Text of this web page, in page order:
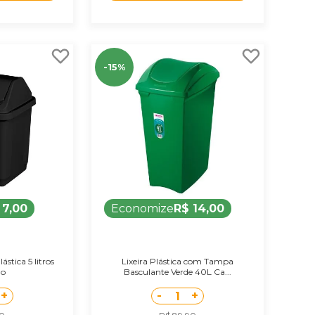
7,00
5 litros
+
-15%
EconomizeR$ 14,00
Lixeira Plástica com Tampa
Basculante Verde 40L Ca...
- 1 +